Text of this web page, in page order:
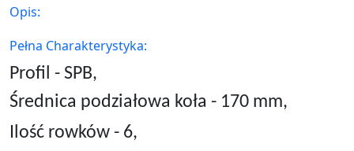
Opis:
Pełna Charakterystyka:
Profil - SPB,
Średnica podziałowa koła - 170 mm,
Ilość rowków - 6,